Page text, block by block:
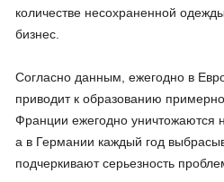
количестве несохраненной
бизнес.
Согласно данным, ежегодно в
приводит к образованию
Франции ежегодно уничтожаются
а в Германии каждый год
подчеркивают серьезность